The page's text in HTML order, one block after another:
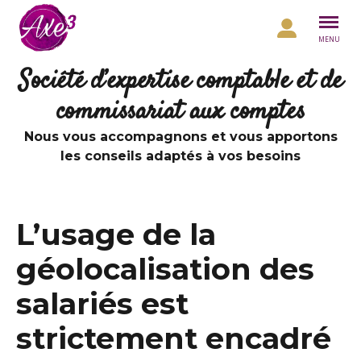
Aller au contenu
MENU
Société d’expertise comptable et de
commissariat aux comptes
Nous vous accompagnons et vous apportons
les conseils adaptés à vos besoins
L’usage de la
géolocalisation des
salariés est
strictement encadré